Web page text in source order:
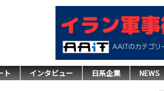
ト インタビュー 日系企業 NEWS